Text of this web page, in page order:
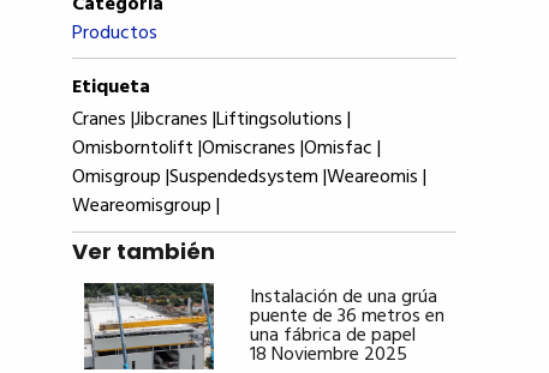
Productos
Etiqueta
Cranes |Jibcranes |Liftingsolutions |
Omisborntolift |Omiscranes |Omisfac |
Omisgroup |Suspendedsystem |Weareomis |
Weareomisgroup |
Ver también
Instalación de una grúa
puente de 36 metros en
una fábrica de papel
18 Noviembre 2025